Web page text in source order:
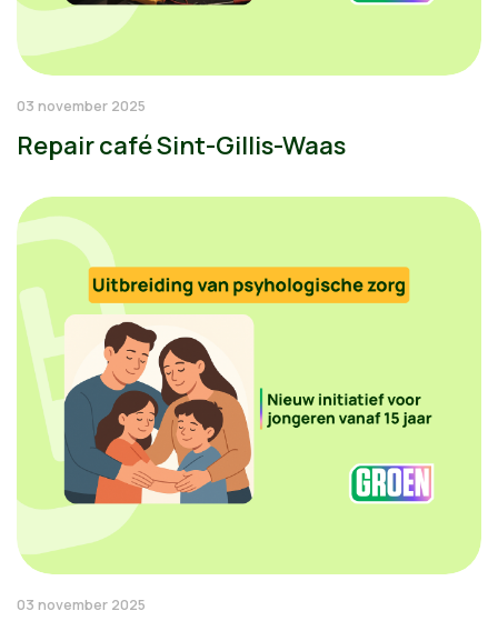
03 november 2025
Repair café Sint-Gillis-Waas
03 november 2025